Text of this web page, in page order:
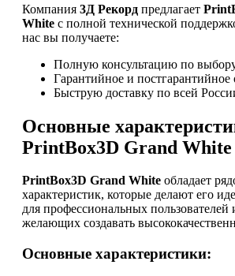
Компания 3Д Рекорд предлагает
White с полной технической
нас вы получаете:
Полную консультацию по
Гарантийное и
Быструю доставку по всей
Основные
PrintBox3D Grand White
PrintBox3D Grand White обладает
характеристик, которые делают его
для профессиональных пользователей
желающих создавать
Основные характеристики: